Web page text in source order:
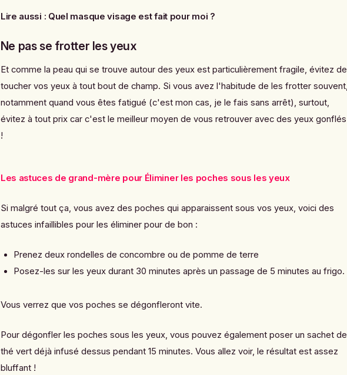
Lire aussi : Quel masque visage est fait pour moi ?
Ne pas se frotter les yeux
Et comme la peau qui se trouve autour des yeux est particulièrement fragile, évitez de
toucher vos yeux à tout bout de champ. Si vous avez l'habitude de les frotter souvent,
notamment quand vous êtes fatigué (c'est mon cas, je le fais sans arrêt), surtout,
évitez à tout prix car c'est le meilleur moyen de vous retrouver avec des yeux gonflés
!
Les astuces de grand-mère pour Éliminer les poches sous les yeux
Si malgré tout ça, vous avez des poches qui apparaissent sous vos yeux, voici des
astuces infaillibles pour les éliminer pour de bon :
Prenez deux rondelles de concombre ou de pomme de terre
Posez-les sur les yeux durant 30 minutes après un passage de 5 minutes au frigo.
Vous verrez que vos poches se dégonfleront vite.
Pour dégonfler les poches sous les yeux, vous pouvez également poser un sachet de
thé vert déjà infusé dessus pendant 15 minutes. Vous allez voir, le résultat est assez
bluffant !